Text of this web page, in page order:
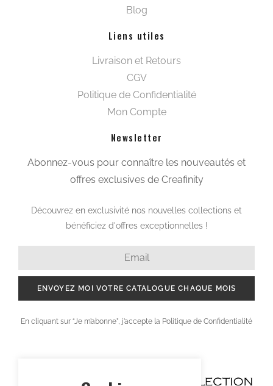
Blog
Liens utiles
Livraison et Retours
CGV
Politique de Confidentialité
Mon Compte
Newsletter
Abonnez-vous pour connaître les nouveautés et
offres exclusives de Creafinity
Découvrez en exclusivité nos nouvelles collections et
bénéficiez d'offres exceptionnelles !
ENVOYEZ MOI VOTRE CATALOGUE CHAQUE MOIS
En cliquant sur “Je m’abonne”, j’accepte la Politique de Confidentialité